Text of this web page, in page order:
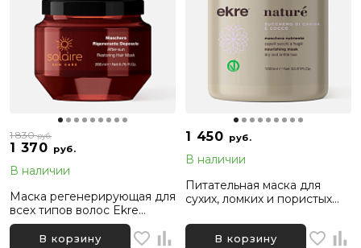
1 370 руб.
1 830руб.
В наличии
Маска регенерирующая для
всех типов волос Ekre
Solaire After-sun Restoring
Hair Mask, 200 мл
В корзину
1 450 руб.
В наличии
Питательная маска для
сухих, ломких и пористых
и тростниковым сахаром
Ekre Nature, 1000 мл
В корзину